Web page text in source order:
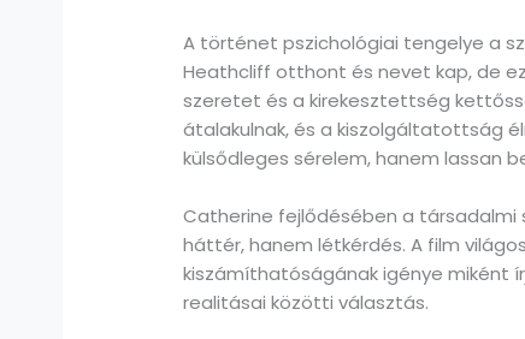
A történet pszichológiai tengelye a
Heathcliff otthont és nevet kap, de
szeretet és a kirekesztettség
átalakulnak, és a kiszolgáltatottság
külsődleges sérelem, hanem lassan
Catherine fejlődésében a társadalmi
háttér, hanem létkérdés. A film
kiszámíthatóságának igénye miként
realitásai közötti választás.